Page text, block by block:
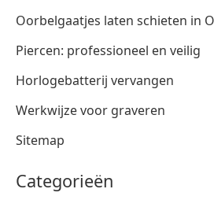
Oorbelgaatjes laten schieten in
Piercen: professioneel en veilig
Horlogebatterij vervangen
Werkwijze voor graveren
Sitemap
Categorieën